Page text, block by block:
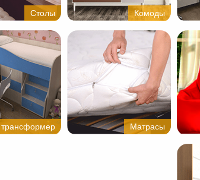
Столы Комоды
Матрасы